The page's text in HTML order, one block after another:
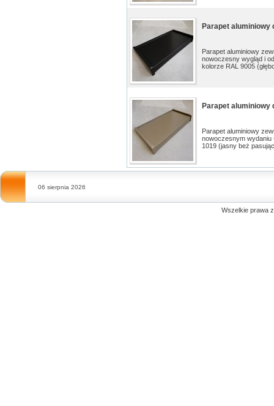
Parapet aluminiowy
Parapet aluminiowy
nowoczesny wygląd i
kolorze RAL 9005
Parapet aluminiowy
Parapet aluminiowy
nowoczesnym wydaniu
1019 (jasny beż
06 sierpnia 2026
Wszelkie prawa